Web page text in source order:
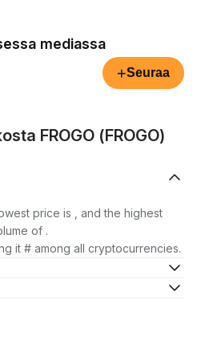
mediassa
+Seuraa
FROGO (FROGO)
price is , and the highest
of .
it # among all cryptocurrencies.